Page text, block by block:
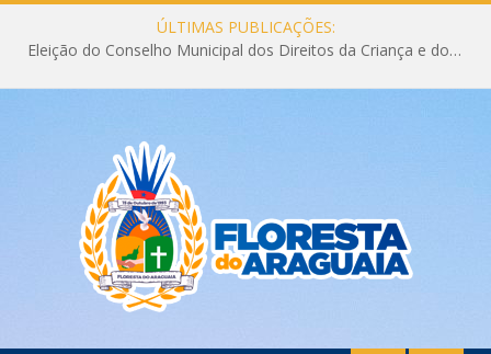
ÚLTIMAS PUBLICAÇÕES:
Eleição do Conselho Municipal dos Direitos da Criança e do Adolescente CMDCA 2026